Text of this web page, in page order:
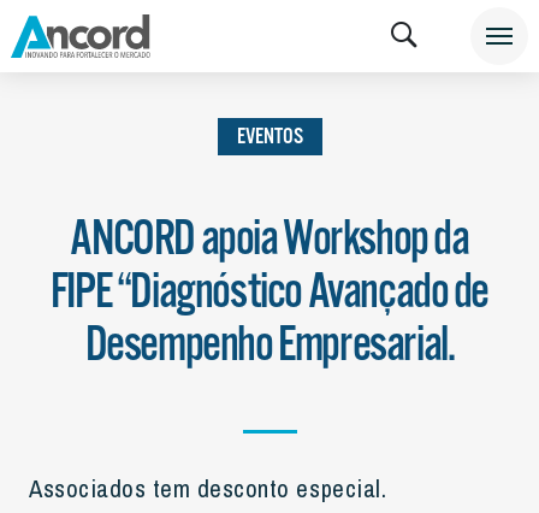
INSTITUCIONAL EVENTOS
EVENTOS
ANCORD apoia Workshop da
FIPE “Diagnóstico Avançado de
Desempenho Empresarial.
Associados tem desconto especial.